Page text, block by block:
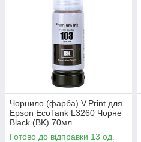
Чорнило (фарба) V.Print для
Epson EcoTank L3260 Чорне
Black (BK) 70мл
Готово до відправки 13 од.